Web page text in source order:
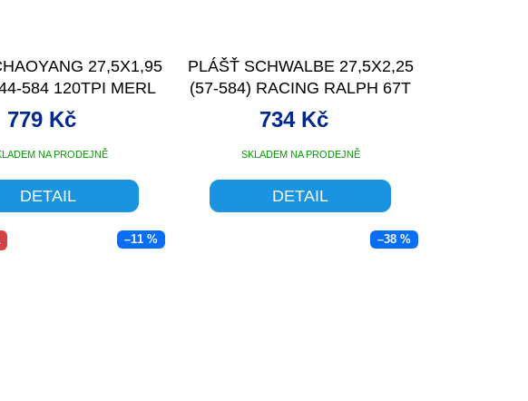
27,5X1,95
584 120TPI MERL
NA PRODEJNĚ
779 Kč
DETAIL
PLÁŠŤ SCHWALBE 27,5X2,25
(57-584) RACING RALPH 67T
SKLADEM NA PRODEJNĚ
734 Kč
DETAIL
–11 % –38 %